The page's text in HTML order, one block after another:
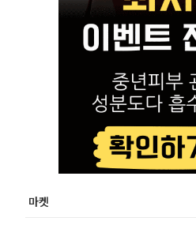
마켓